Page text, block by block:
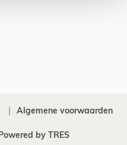
Algemene voorwaarden
by TRES